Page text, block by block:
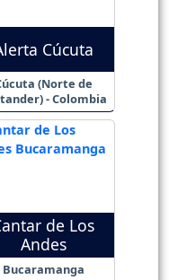
Cúcuta
(Norte de
- Colombia
de Los
Andes
Bucaramanga